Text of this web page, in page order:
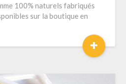
100% naturels fabriqués
sur la boutique en
+